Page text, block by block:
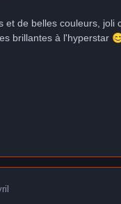
et de belles couleurs, joli
brillantes à l'hyperstar